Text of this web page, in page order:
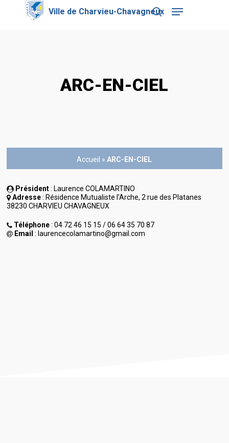
search
Menu
ARC-EN-CIEL
Accueil »ARC-EN-CIEL
Président: Laurence COLAMARTINO
Adresse: Résidence Mutualiste l'Arche, 2 rue des Platanes
38230 CHARVIEU CHAVAGNEUX
Téléphone: 04 72 46 15 15 / 06 64 35 70 87
Email : laurencecolamartino@gmail.com